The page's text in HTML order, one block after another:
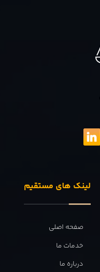
لینک های مستقیم
صفحه اصلی
خدمات ما
درباره ما